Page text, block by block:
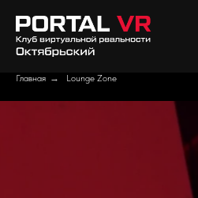
Главная → Lounge Zone